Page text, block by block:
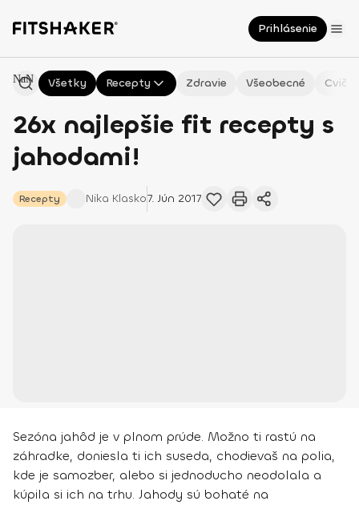
Prihlásenie
Všetky Recepty Zdravie Všeobecné
26x najlepšie fit recepty s
jahodami!
Recepty Nika Klasko7. Jún 2017
NaN
Sezóna jahôd je v plnom prúde. Možno ti rastú na
záhradke, doniesla ti ich suseda, chodievaš na polia,
kde je samozber, alebo si jednoducho neodolala a
kúpila si ich na trhu. Jahody sú bohaté na